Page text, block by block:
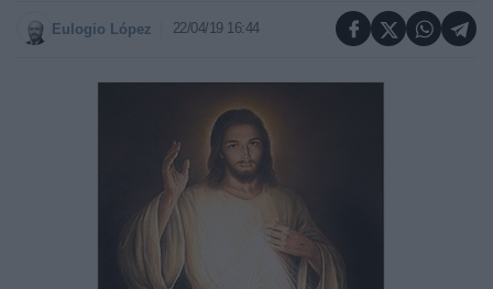
Eulogio López 22/04/19 16:44